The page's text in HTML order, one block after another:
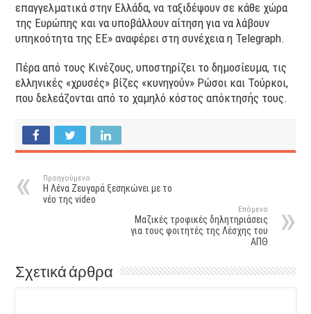
επαγγελματικά στην Ελλάδα, να ταξιδέψουν σε κάθε χώρα
της Ευρώπης και να υποβάλλουν αίτηση για να λάβουν
υπηκοότητα της ΕΕ» αναφέρει στη συνέχεια η Telegraph.
Πέρα από τους Κινέζους, υποστηρίζει το δημοσίευμα, τις
ελληνικές «χρυσές» βίζες «κυνηγούν» Ρώσοι και Τούρκοι,
που δελεάζονται από το χαμηλό κόστος απόκτησής τους.
Προηγούμενο
Η Λένα Ζευγαρά ξεσηκώνει με το
νέο της video
Επόμενο
Μαζικές τροφικές δηλητηριάσεις
για τους φοιτητές της Λέσχης του
ΑΠΘ
Σχετικά άρθρα